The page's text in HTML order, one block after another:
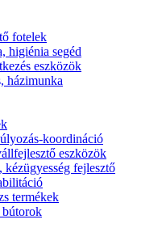
fotelek
higiénia segéd
eszközök
házimunka
koordináció
eszközök
fejlesztő
termékek
bútorok